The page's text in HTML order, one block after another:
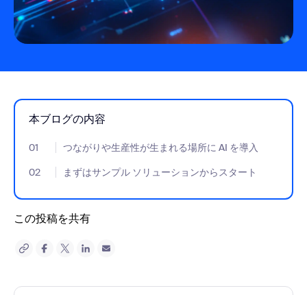
本ブログの内容
01 つながりや生産性が生まれる場所に AI を導入
- Jumplink to つながりや生産性が生まれる場所に AI を導入
02
まずはサンプル ソリューションからスタート
- Jumplink to まずはサンプル ソリューションからスタート
この投稿を共有